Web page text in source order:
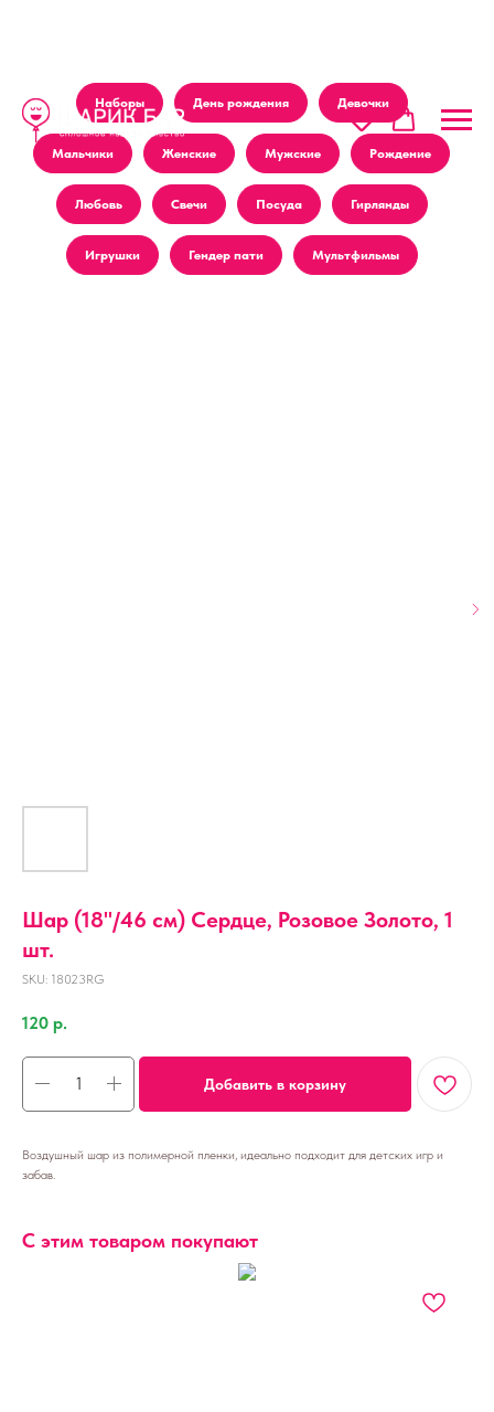
Наборы День рождения Девочки
Мальчики Женские Мужские Рождение
Любовь Свечи Посуда Гирлянды
Игрушки Гендер пати Мультфильмы
Шар (18''/46 см) Сердце, Розовое Золото, 1
шт.
SKU: 18023RG
120 р.
Добавить в корзину
Воздушный шар из полимерной пленки, идеально подходит для детских игр и
забав.
С этим товаром покупают